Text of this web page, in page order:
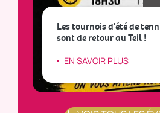
Les tournois d'été de
sont de retour au Teil !
EN SAVOIR PLUS